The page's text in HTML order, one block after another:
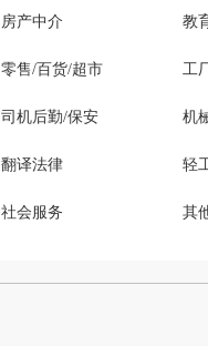
房产中介 教
零售/百货/超市 工
司机后勤/保安 机
翻译法律 轻
社会服务 其